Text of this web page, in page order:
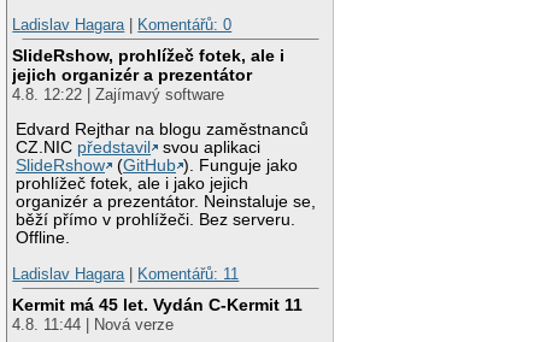
Ladislav Hagara | Komentářů: 0
SlideRshow, prohlížeč fotek, ale i
jejich organizér a prezentátor
4.8. 12:22 | Zajímavý software
Edvard Rejthar na blogu zaměstnanců
CZ.NIC představil
svou aplikaci
SlideRshow
(GitHub ). Funguje jako
prohlížeč fotek, ale i jako jejich
organizér a prezentátor. Neinstaluje se,
běží přímo v prohlížeči. Bez serveru.
Offline.
Ladislav Hagara | Komentářů: 11
Kermit má 45 let. Vydán C-Kermit 11
4.8. 11:44 | Nová verze